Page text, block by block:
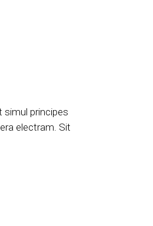
simul principes
electram. Sit